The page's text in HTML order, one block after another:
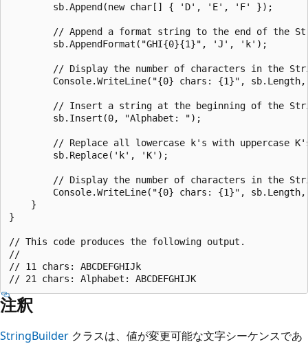
        sb.Append(new char[] { 'D', 'E', 'F' });
// Append a format string to the end of the
        sb.AppendFormat("GHI{0}{1}", 'J', 'k');
// Display the number of characters in the
Console.WriteLine("{0} chars: {1}",
// Insert a string at the beginning of the
        sb.Insert(0, "Alphabet: ");
// Replace all lowercase k's with uppercase
        sb.Replace('k', 'K');
// Display the number of characters in the
Console.WriteLine("{0} chars: {1}",
    }
}
// This code produces the following output.
//
// 11 chars: ABCDEFGHIJk
注釈
StringBuilder クラスは、値が変更可能な文字シーケンスであ